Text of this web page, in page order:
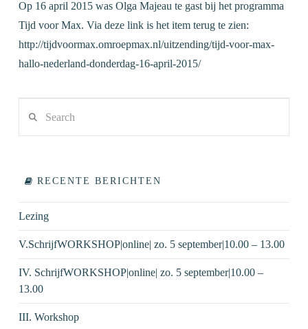
Op 16 april 2015 was Olga Majeau te gast bij het programma
Tijd voor Max. Via deze link is het item terug te zien:
http://tijdvoormax.omroepmax.nl/uitzending/tijd-voor-max-
hallo-nederland-donderdag-16-april-2015/
RECENTE BERICHTEN
Lezing
V.SchrijfWORKSHOP|online| zo. 5 september|10.00 – 13.00
IV. SchrijfWORKSHOP|online| zo. 5 september|10.00 –
13.00
III. Workshop